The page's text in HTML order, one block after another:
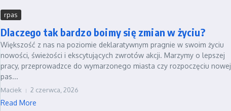
rpas
Dlaczego tak bardzo boimy się zmian w życiu?
Większość z nas na poziomie deklaratywnym pragnie w swoim życiu
nowości, świeżości i ekscytujących zwrotów akcji. Marzymy o lepszej
pracy, przeprowadzce do wymarzonego miasta czy rozpoczęciu nowej
pas...
Maciek 2 czerwca, 2026
Read More